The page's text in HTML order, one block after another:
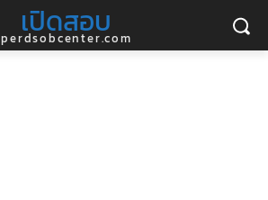
เปิดสอบ
perdsobcenter.com